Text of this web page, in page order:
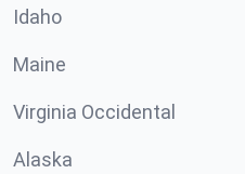
Idaho
Maine
Virginia Occidental
Alaska